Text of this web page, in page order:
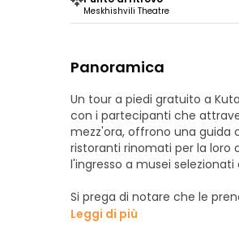
Meskhishvili Theatre
Panoramica
Un tour a piedi gratuito a
con i partecipanti che
mezz'ora, offrono una guida
ristoranti rinomati per la loro
l'ingresso a musei
Si prega di notare che le
programmazione; tuttavia,
Leggi di più